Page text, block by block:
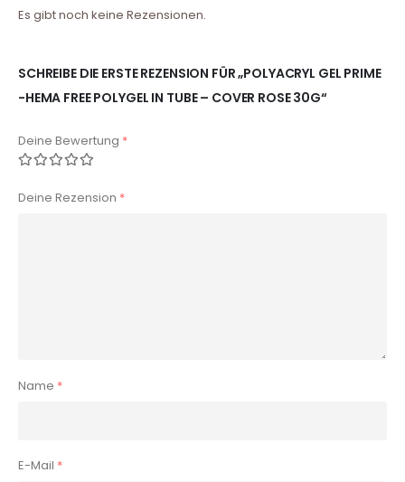
Es gibt noch keine Rezensionen.
SCHREIBE DIE ERSTE REZENSION FÜR „POLYACRYL GEL PRIME
-HEMA FREE POLYGEL IN TUBE – COVER ROSE 30G“
Deine Bewertung *
Deine Rezension *
Name *
E-Mail *